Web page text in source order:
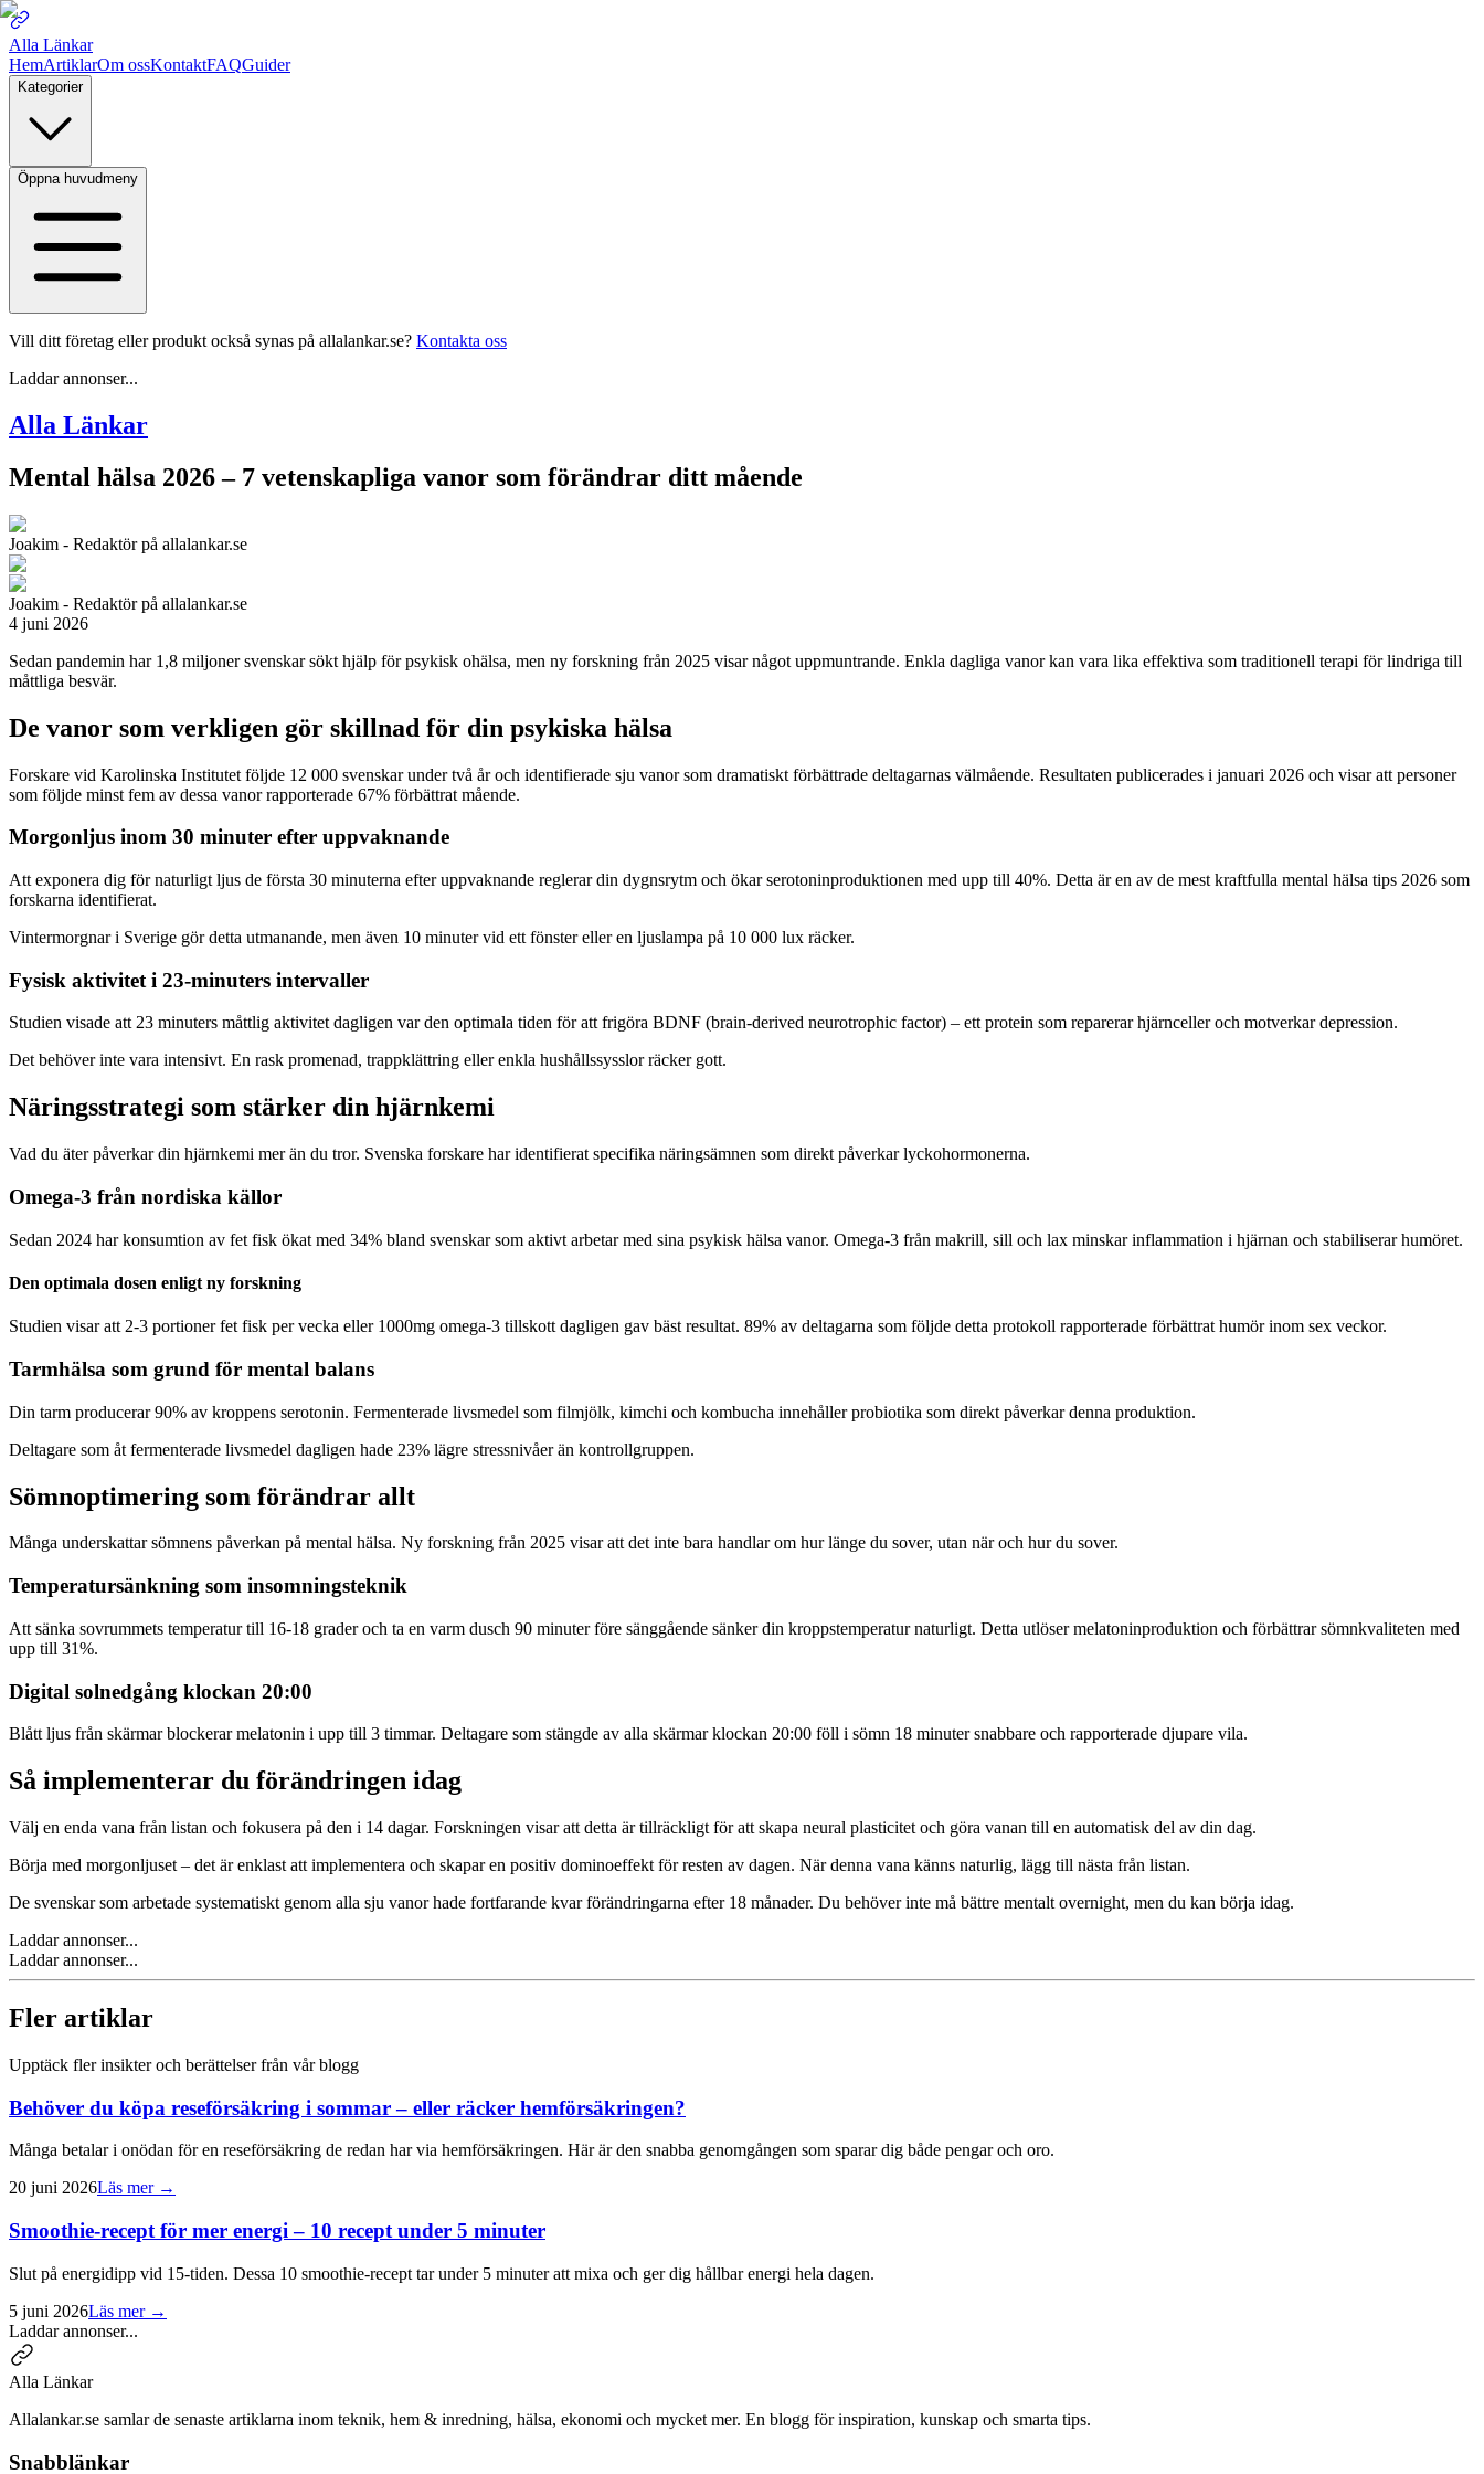
Alla Länkar
HemArtiklarOm ossKontaktFAQGuider
Kategorier
Öppna huvudmeny
Vill ditt företag eller produkt också synas på allalankar.se? Kontakta oss
Laddar annonser...
Alla Länkar
Mental hälsa 2026 – 7 vetenskapliga vanor som förändrar ditt mående
Joakim - Redaktör på allalankar.se
Joakim - Redaktör på allalankar.se
4 juni 2026
Sedan pandemin har 1,8 miljoner svenskar sökt hjälp för psykisk ohälsa, men ny forskning från 2025 visar något uppmuntrande. Enkla dagliga vanor kan vara lika effektiva som traditionell terapi för lindriga till
måttliga besvär.
De vanor som verkligen gör skillnad för din psykiska hälsa
Forskare vid Karolinska Institutet följde 12 000 svenskar under två år och identifierade sju vanor som dramatiskt förbättrade deltagarnas välmående. Resultaten publicerades i januari 2026 och visar att personer
som följde minst fem av dessa vanor rapporterade 67% förbättrat mående.
Morgonljus inom 30 minuter efter uppvaknande
Att exponera dig för naturligt ljus de första 30 minuterna efter uppvaknande reglerar din dygnsrytm och ökar serotoninproduktionen med upp till 40%. Detta är en av de mest kraftfulla mental hälsa tips 2026 som
forskarna identifierat.
Vintermorgnar i Sverige gör detta utmanande, men även 10 minuter vid ett fönster eller en ljuslampa på 10 000 lux räcker.
Fysisk aktivitet i 23-minuters intervaller
Studien visade att 23 minuters måttlig aktivitet dagligen var den optimala tiden för att frigöra BDNF (brain-derived neurotrophic factor) – ett protein som reparerar hjärnceller och motverkar depression.
Det behöver inte vara intensivt. En rask promenad, trappklättring eller enkla hushållssysslor räcker gott.
Näringsstrategi som stärker din hjärnkemi
Vad du äter påverkar din hjärnkemi mer än du tror. Svenska forskare har identifierat specifika näringsämnen som direkt påverkar lyckohormonerna.
Omega-3 från nordiska källor
Sedan 2024 har konsumtion av fet fisk ökat med 34% bland svenskar som aktivt arbetar med sina psykisk hälsa vanor. Omega-3 från makrill, sill och lax minskar inflammation i hjärnan och stabiliserar humöret.
Den optimala dosen enligt ny forskning
Studien visar att 2-3 portioner fet fisk per vecka eller 1000mg omega-3 tillskott dagligen gav bäst resultat. 89% av deltagarna som följde detta protokoll rapporterade förbättrat humör inom sex veckor.
Tarmhälsa som grund för mental balans
Din tarm producerar 90% av kroppens serotonin. Fermenterade livsmedel som filmjölk, kimchi och kombucha innehåller probiotika som direkt påverkar denna produktion.
Deltagare som åt fermenterade livsmedel dagligen hade 23% lägre stressnivåer än kontrollgruppen.
Sömnoptimering som förändrar allt
Många underskattar sömnens påverkan på mental hälsa. Ny forskning från 2025 visar att det inte bara handlar om hur länge du sover, utan när och hur du sover.
Temperatursänkning som insomningsteknik
Att sänka sovrummets temperatur till 16-18 grader och ta en varm dusch 90 minuter före sänggående sänker din kroppstemperatur naturligt. Detta utlöser melatoninproduktion och förbättrar sömnkvaliteten med
upp till 31%.
Digital solnedgång klockan 20:00
Blått ljus från skärmar blockerar melatonin i upp till 3 timmar. Deltagare som stängde av alla skärmar klockan 20:00 föll i sömn 18 minuter snabbare och rapporterade djupare vila.
Så implementerar du förändringen idag
Välj en enda vana från listan och fokusera på den i 14 dagar. Forskningen visar att detta är tillräckligt för att skapa neural plasticitet och göra vanan till en automatisk del av din dag.
Börja med morgonljuset – det är enklast att implementera och skapar en positiv dominoeffekt för resten av dagen. När denna vana känns naturlig, lägg till nästa från listan.
De svenskar som arbetade systematiskt genom alla sju vanor hade fortfarande kvar förändringarna efter 18 månader. Du behöver inte må bättre mentalt overnight, men du kan börja idag.
Laddar annonser...
Laddar annonser...
Fler artiklar
Upptäck fler insikter och berättelser från vår blogg
Behöver du köpa reseförsäkring i sommar – eller räcker hemförsäkringen?
Många betalar i onödan för en reseförsäkring de redan har via hemförsäkringen. Här är den snabba genomgången som sparar dig både pengar och oro.
20 juni 2026Läs mer →
Smoothie-recept för mer energi – 10 recept under 5 minuter
Slut på energidipp vid 15-tiden. Dessa 10 smoothie-recept tar under 5 minuter att mixa och ger dig hållbar energi hela dagen.
5 juni 2026Läs mer →
Laddar annonser...
Alla Länkar
Allalankar.se samlar de senaste artiklarna inom teknik, hem & inredning, hälsa, ekonomi och mycket mer. En blogg för inspiration, kunskap och smarta tips.
Snabblänkar